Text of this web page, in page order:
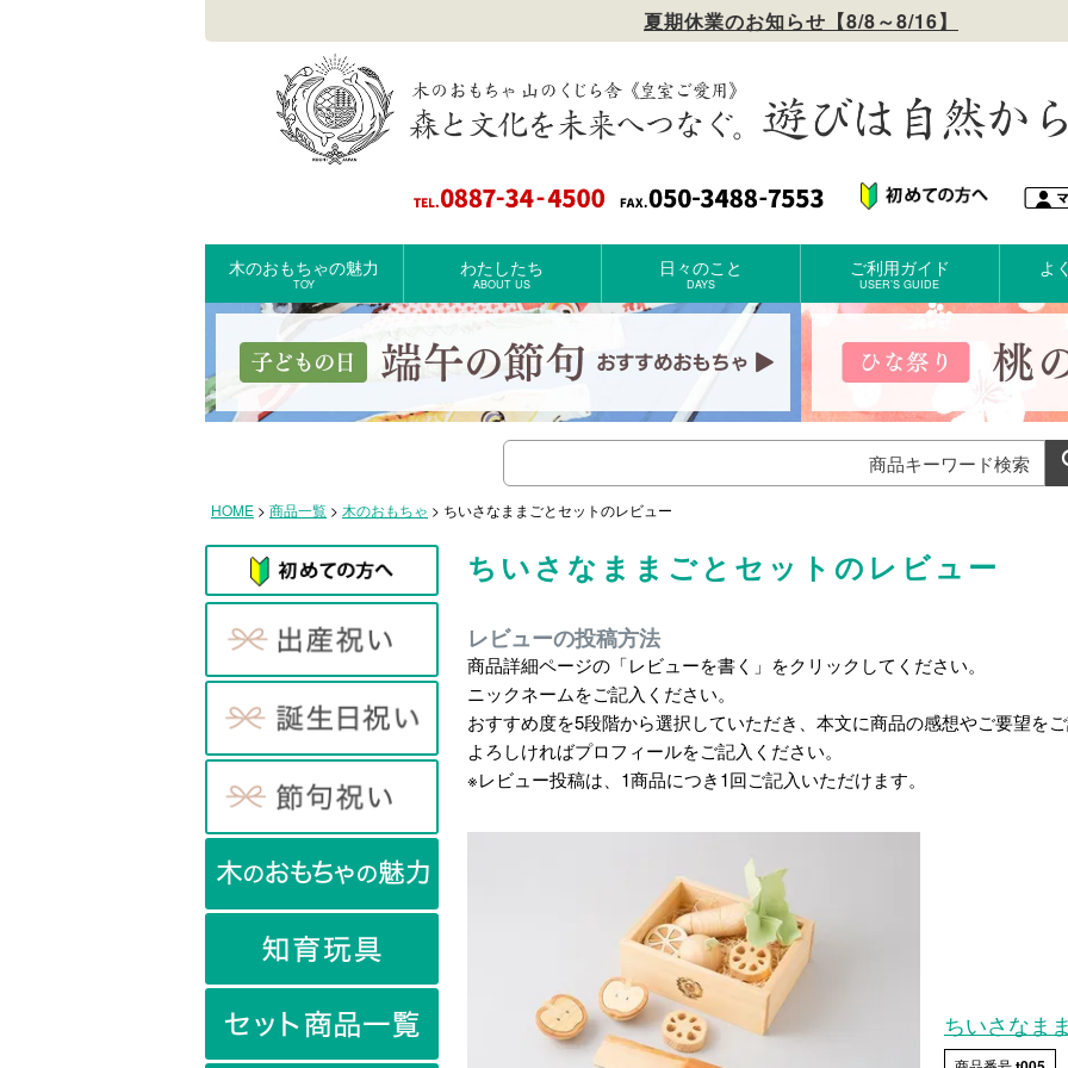
夏期休業のお知らせ【8/8～8/16】
木のおもちゃの魅力
TOY
わたしたち
ABOUT US
日々のこと
DAYS
ご利用ガイド
USER’S GUIDE
よ
HOME 商品一覧 木のおもちゃ ちいさなままごとセットのレビュー
ちいさなままごとセットのレビュー
レビューの投稿方法
商品詳細ページの「レビューを書く」をクリックしてください。
ニックネームをご記入ください。
おすすめ度を5段階から選択していただき、本文に商品の感想やご要望をご
よろしければプロフィールをご記入ください。
※レビュー投稿は、1商品につき1回ご記入いただけます。
ちいさなま